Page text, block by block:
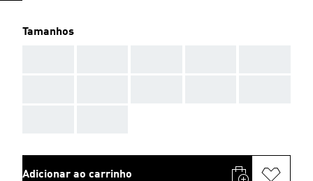
Tamanhos
Adicionar ao carrinho